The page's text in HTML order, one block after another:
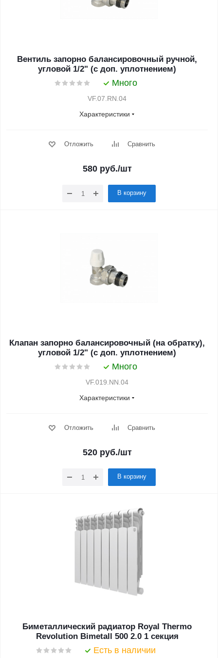
Вентиль запорно балансировочный ручной,
угловой 1/2" (с доп. уплотнением)
Много
VF.07.RN.04
Характеристики
Отложить Сравнить
580 руб./шт
В корзину
Клапан запорно балансировочный (на обратку),
угловой 1/2" (с доп. уплотнением)
Много
VF.019.NN.04
Характеристики
Отложить Сравнить
520 руб./шт
В корзину
Биметаллический радиатор Royal Thermo
Revolution Bimetall 500 2.0 1 секция
Есть в наличии